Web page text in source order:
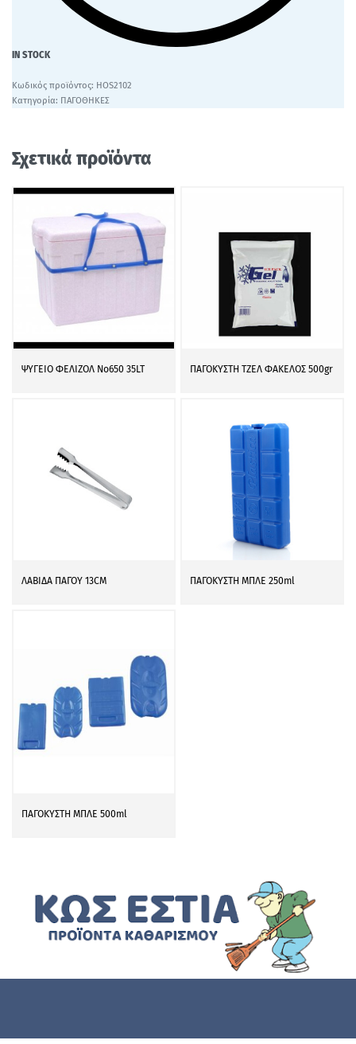
IN STOCK
HOS2102
Κατηγορία: ΠΑΓΟΘΗΚΕΣ
Σχετικά προϊόντα
ΨΥΓΕΙΟ ΦΕΛΙΖΟΛ Νο650 35LT ΠΑΓΟΚΥΣΤΗ ΤΖΕΛ ΦΑΚΕΛΟΣ 500gr
ΛΑΒΙΔΑ ΠΑΓΟΥ 13CM ΠΑΓΟΚΥΣΤΗ ΜΠΛΕ 250ml
ΠΑΓΟΚΥΣΤΗ ΜΠΛΕ 500ml